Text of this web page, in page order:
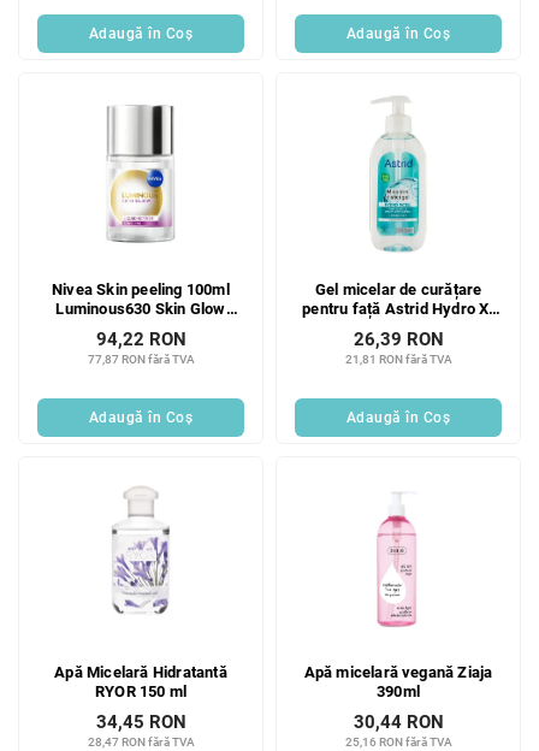
Adaugă în Coş Adaugă în Coş
Nivea Skin peeling 100ml
Luminous630 Skin Glow
77,87 RON fără TVA
94,22 RON
Adaugă în Coş
Gel micelar de curățare
pentru față Astrid Hydro X-
21,81 RON fără TVA
26,39 RON
Adaugă în Coş
Apă Micelară Hidratantă
RYOR 150 ml
28,47 RON fără TVA
34,45 RON
Apă micelară vegană Ziaja
390ml
25,16 RON fără TVA
30,44 RON